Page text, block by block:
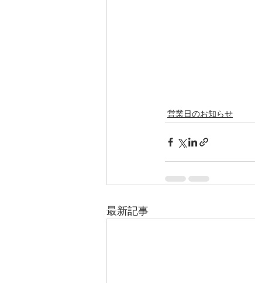
営業日のお知らせ
最新記事